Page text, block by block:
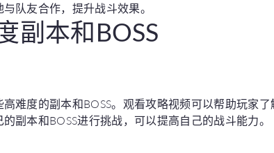
队友合作，提升战斗效果。
副本和BOSS
难度的副本和BOSS。观看攻略视频可以帮助玩家了
副本和BOSS进行挑战，可以提高自己的战斗能力。